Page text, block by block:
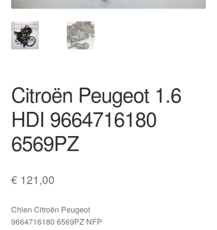
Politique de confidentialité
Procédure de Réclamation
Citroën Peugeot 1.6
HDI 9664716180
6569PZ
€ 121,00
Chien Citroën Peugeot
9664716180 6569PZ NFP